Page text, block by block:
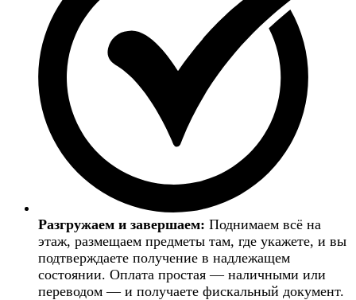
Разгружаем и завершаем: Поднимаем всё на
этаж, размещаем предметы там, где укажете, и вы
подтверждаете получение в надлежащем
состоянии. Оплата простая — наличными или
переводом — и получаете фискальный документ.